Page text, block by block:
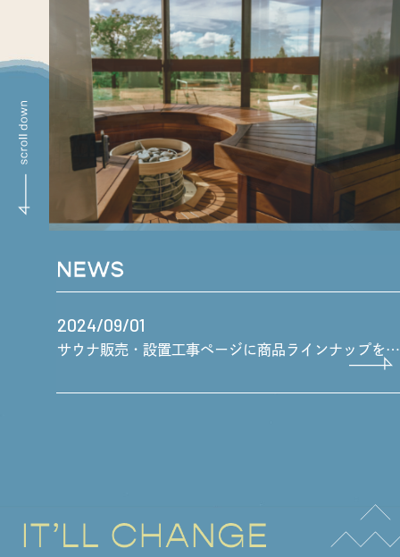
サウナ販売・設置工事ページに商品ラインナップを追
加しました！
2024/12/25
❄❄冬季休業のお知らせ❄❄